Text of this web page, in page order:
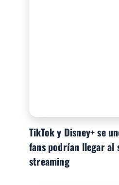
TikTok y Disney+ se
fans podrían llegar al
streaming